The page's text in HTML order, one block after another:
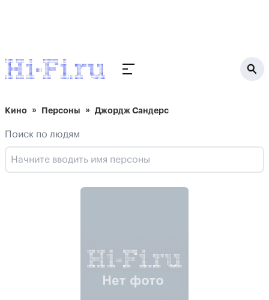
Кино Персоны Джордж Сандерс
Поиск по людям